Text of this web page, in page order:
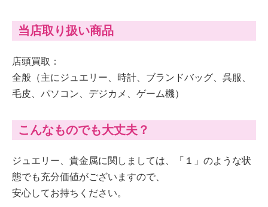
当店取り扱い商品
店頭買取：
全般（主にジュエリー、時計、ブランドバッグ、呉服、
毛皮、パソコン、デジカメ、ゲーム機）
こんなものでも大丈夫？
ジュエリー、貴金属に関しましては、「１」のような状
態でも充分価値がございますので、
安心してお持ちください。